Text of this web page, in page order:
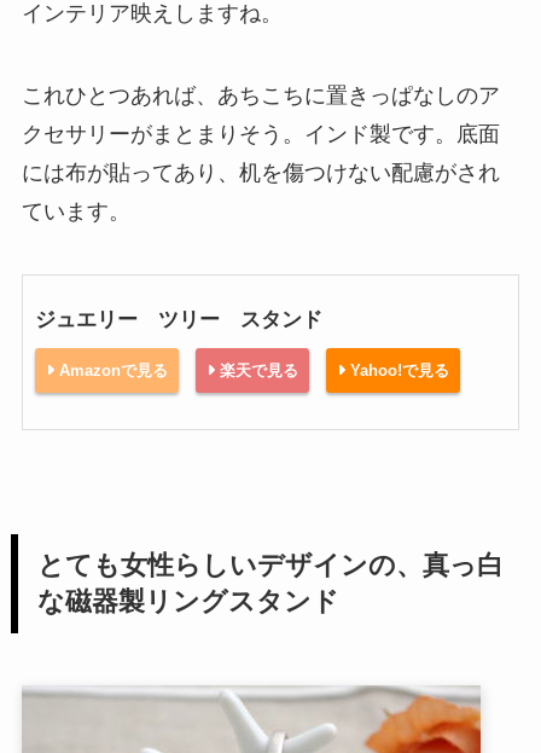
インテリア映えしますね。
これひとつあれば、あちこちに置きっぱなしのア
クセサリーがまとまりそう。インド製です。底面
には布が貼ってあり、机を傷つけない配慮がされ
ています。
ジュエリー ツリー スタンド
Amazonで見る 楽天で見る Yahoo!で見る
とても女性らしいデザインの、真っ白
な磁器製リングスタンド